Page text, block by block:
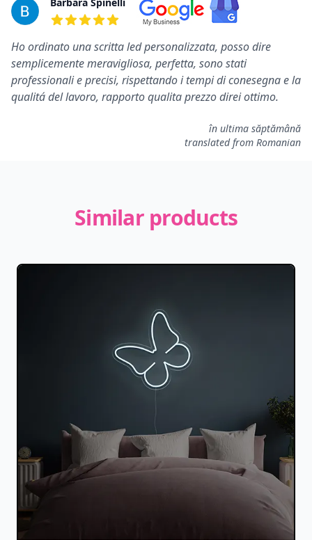
Ho ordinato una scritta led personalizzata, posso dire
semplicemente meravigliosa, perfetta, sono stati
professionali e precisi, rispettando i tempi di conesegna e la
qualitá del lavoro, rapporto qualita prezzo direi ottimo.
în ultima săptămână
translated from Romanian
Similar products